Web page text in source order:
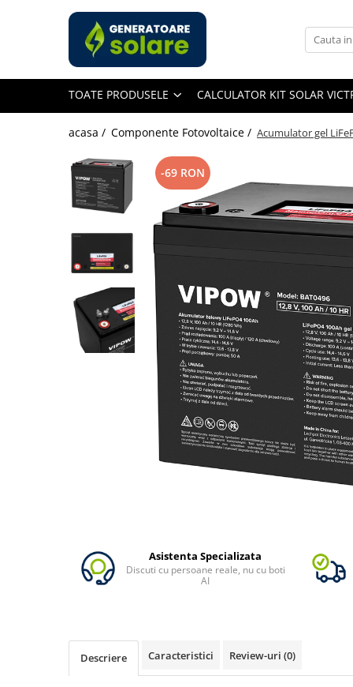
Toate Produsele
Cauta dupa capacitate
Intre 1000-2000W
Intre 2000-3000W
Peste 3000W
Cauta dupa marca
Accesorii Statii de Alimentare
Toate generatoarele
TOATE PRODUSELE CALCULATOR KIT SOLAR
acasa / Componente Fotovoltaice / Acumulator gel
-69 RON
Asistenta Specializata
Discuti cu persoane reale, nu cu boti
AI
Descriere Caracteristici Review-uri (0)